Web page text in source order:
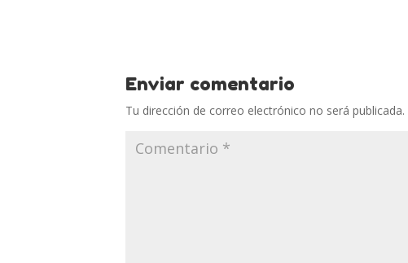
Enviar comentario
Tu dirección de correo electrónico no será publicada.